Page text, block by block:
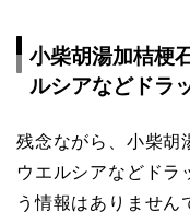
小柴胡湯加桔梗
ルシアなどドラ
残念ながら、小柴胡
ウエルシアなどドラ
う情報はありません